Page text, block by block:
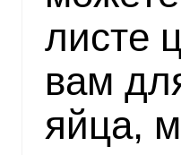
листе
вам
яйца,